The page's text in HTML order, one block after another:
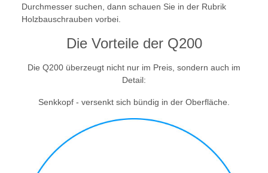
Durchmesser suchen, dann schauen Sie in der Rubrik
Holzbauschrauben vorbei.
Die Vorteile der Q200
Die Q200 überzeugt nicht nur im Preis, sondern auch im
Detail:
Senkkopf - versenkt sich bündig in der Oberfläche.